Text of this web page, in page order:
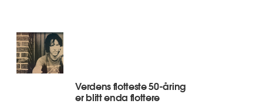
Verdens flotteste 50-åring
er blitt enda flottere